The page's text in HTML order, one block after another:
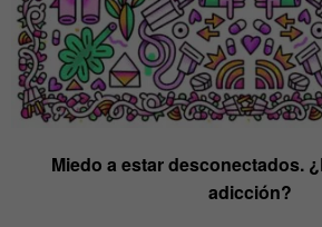
Miedo a estar desconectados.
adicción?